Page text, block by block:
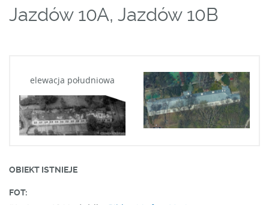
Jazdów 10A, Jazdów 10B
elewacja południowa
OBIEKT ISTNIEJE
FOT: